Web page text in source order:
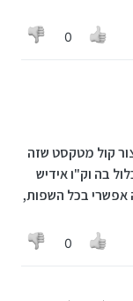
0
סבא שלי שנפטר
בקול שלי כמה משפטים ואני רוצה
משפחתית
הקיימת
https://
קול מטקסט שזה
בה וק"ו אידיש
אפשרי בכל השפות,
0